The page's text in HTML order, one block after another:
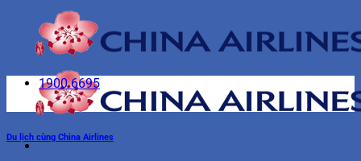
1900 6695
Du lịch cùng China Airlines